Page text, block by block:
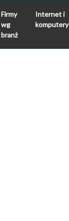
Firmy
wg
branż
Internet i
komputery